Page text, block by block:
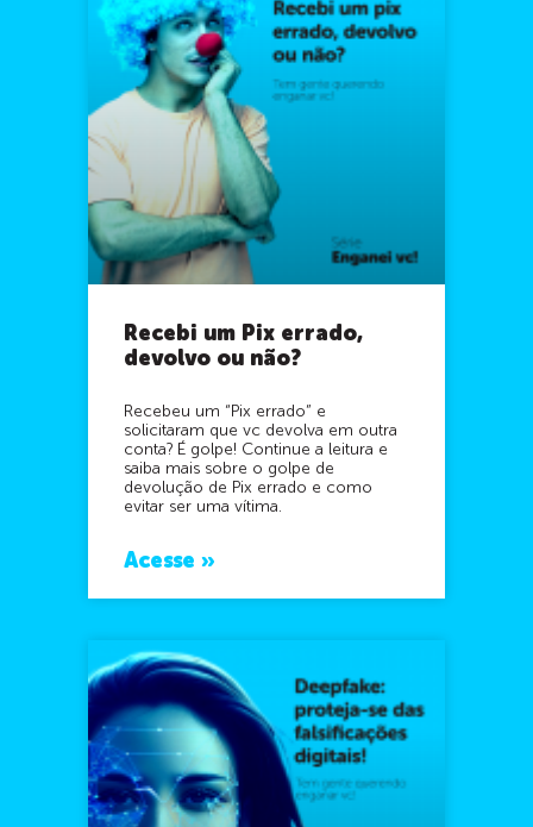
Recebi um Pix errado,
devolvo ou não?
Recebeu um “Pix errado” e
solicitaram que vc devolva em outra
conta? É golpe! Continue a leitura e
saiba mais sobre o golpe de
devolução de Pix errado e como
evitar ser uma vítima.
Acesse »